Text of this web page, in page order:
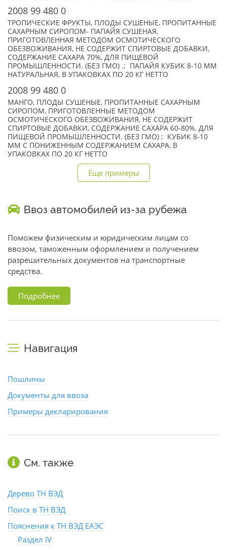
2008 99 480 0
ТРОПИЧЕСКИЕ ФРУКТЫ, ПЛОДЫ СУШЕНЫЕ, ПРОПИТАННЫЕ
САХАРНЫМ СИРОПОМ- ПАПАЙЯ СУШЕНАЯ,
ПРИГОТОВЛЕННАЯ МЕТОДОМ ОСМОТИЧЕСКОГО
ОБЕЗВОЖИВАНИЯ, НЕ СОДЕРЖИТ СПИРТОВЫЕ ДОБАВКИ,
СОДЕРЖАНИЕ САХАРА 70%, ДЛЯ ПИЩЕВОЙ
ПРОМЫШЛЕННОСТИ. (БЕЗ ГМО) .; ПАПАЙЯ КУБИК 8-10 ММ
НАТУРАЛЬНАЯ, В УПАКОВКАХ ПО 20 КГ НЕТТО
2008 99 480 0
МАНГО, ПЛОДЫ СУШЕНЫЕ, ПРОПИТАННЫЕ САХАРНЫМ
СИРОПОМ, ПРИГОТОВЛЕННЫЕ МЕТОДОМ
ОСМОТИЧЕСКОГО ОБЕЗВОЖИВАНИЯ, НЕ СОДЕРЖИТ
СПИРТОВЫЕ ДОБАВКИ, СОДЕРЖАНИЕ САХАРА 60-80%, ДЛЯ
ПИЩЕВОЙ ПРОМЫШЛЕННОСТИ. (БЕЗ ГМО) ; КУБИК 8-10
ММ С ПОНИЖЕННЫМ СОДЕРЖАНИЕМ САХАРА, В
УПАКОВКАХ ПО 20 КГ НЕТТО
Еще примеры
Ввоз автомобилей из-за рубежа
Поможем физическим и юридическим лицам со
ввозом, таможенным оформлением и получением
разрешительных документов на транспортные
средства.
Подробнее
Навигация
Пошлины
Документы для ввоза
Примеры декларирования
См. также
Дерево ТН ВЭД
Поиск в ТН ВЭД
Пояснения к ТН ВЭД ЕАЭС
Раздел IV